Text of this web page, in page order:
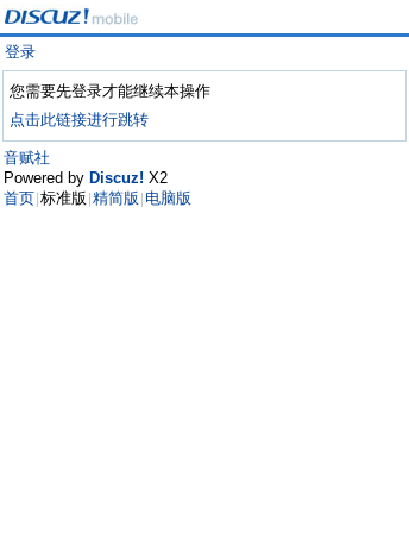
登录
您需要先登录才能继续本操作
点击此链接进行跳转
音赋社
Powered by Discuz! X2
首页 标准版 精简版 电脑版